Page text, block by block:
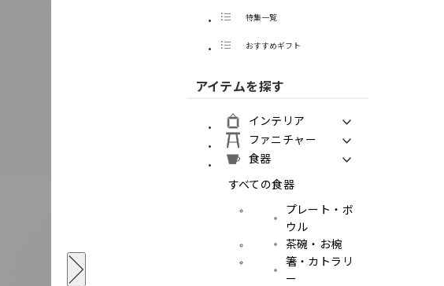
特集一覧
おすすめギフト
アイテムを探す
インテリア
ファニチャー
食器
すべての食器
プレート・ボ
ウル
茶碗・お椀
箸・カトラリ
ー